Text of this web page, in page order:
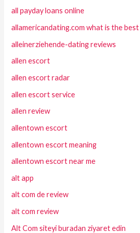
all payday loans online
allamericandating.com what is the
alleinerziehende-dating reviews
allen escort
allen escort radar
allen escort service
allen review
allentown escort
allentown escort meaning
allentown escort near me
alt app
alt com de review
alt com review
Alt Com siteyi buradan ziyaret edin